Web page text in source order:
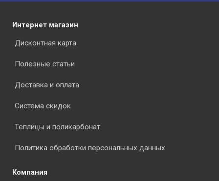
Интернет магазин
Дисконтная карта
Полезные статьи
Доставка и оплата
Система скидок
Теплицы и поликарбонат
Политика обработки персональных данных
Компания